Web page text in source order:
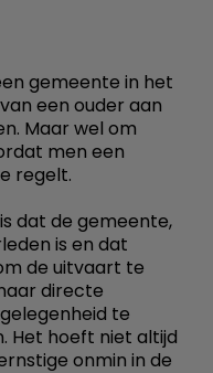
gemeente in het
een ouder aan
Maar wel om
men een
regelt.
dat de gemeente,
is en dat
de uitvaart te
directe
te
Het hoeft niet altijd
onmin in de